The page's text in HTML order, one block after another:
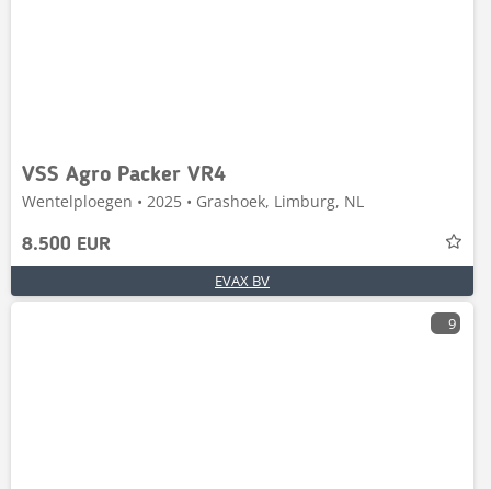
VSS Agro Packer VR4
Wentelploegen • 2025 • Grashoek, Limburg, NL
8.500 EUR
EVAX BV
9